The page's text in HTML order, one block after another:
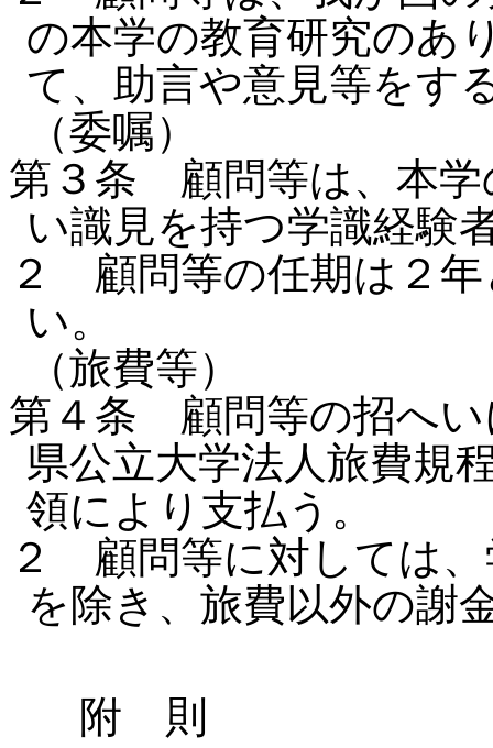
の本学の教育研究のあ
て、助言や意見等をす
（委嘱）
第３条 顧問等は、本学
い識見を持つ学識経験
２ 顧問等の任期は２
い。
（旅費等）
第４条 顧問等の招へい
県公立大学法人旅費規
領により支払う。
２ 顧問等に対しては
を除き、旅費以外の謝
附 則